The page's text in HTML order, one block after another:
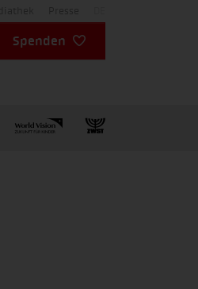
Spenden